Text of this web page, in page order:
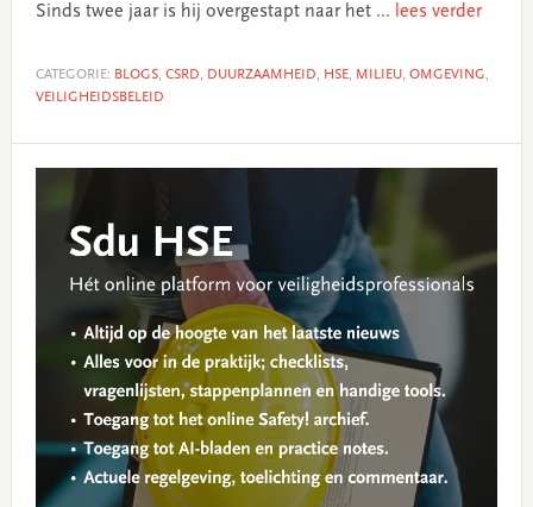
Sinds twee jaar is hij overgestapt naar het ... lees verder
CATEGORIE: BLOGS, CSRD, DUURZAAMHEID, HSE, MILIEU, OMGEVING,
VEILIGHEIDSBELEID
Primary
Sidebar